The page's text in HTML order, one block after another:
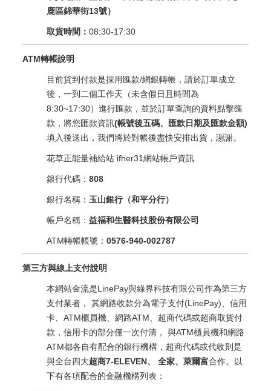
鹿區錦華街13號）
取貨時間： 08:30-17:30
ATM轉帳說明
目前貨到付款是採用匯款/網銀轉帳，請於訂單成立
後，一到二個工作天（未含假日且時間為
8:30~17:30）進行匯款，並於訂單查詢的資料點擊匯
款，將您匯款資訊(帳號後五碼、匯款日期及匯款金額)
填入後送出，我們將於對帳後盡快安排出貨，謝謝。
花草正能量補給站 ifher31網站帳戶資訊
銀行代碼： 808
銀行名稱： 玉山銀行（和平分行）
帳戶名稱： 益福和生醫科技股份有限公司
ATM轉帳帳號： 0576-940-002787
第三方與線上支付說明
本網站金流是LinePay與綠界科技有限公司作為第三方
支付業者， 其網路收款分為電子支付(LinePay)、信用
卡、ATM櫃員機、網路ATM、超商代碼或超商取貨付
款，信用卡的部分僅一次付清， 與ATM櫃員機和網路
ATM都各自有配合的銀行機構，超商代碼或代收則是
與全台四大超商7-ELEVEN、 全家、萊爾富合作。以
下有各項配合的金融機構列表：